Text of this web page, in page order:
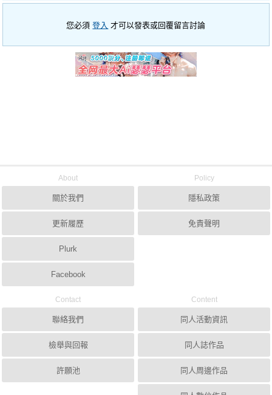
您必須登入 才可以發表或回覆留言討論
About
關於我們
更新履歷
Plurk
Facebook
Policy
隱私政策
免責聲明
Contact
聯絡我們
檢舉與回報
許願池
Content
同人活動資訊
同人誌作品
同人周邊作品